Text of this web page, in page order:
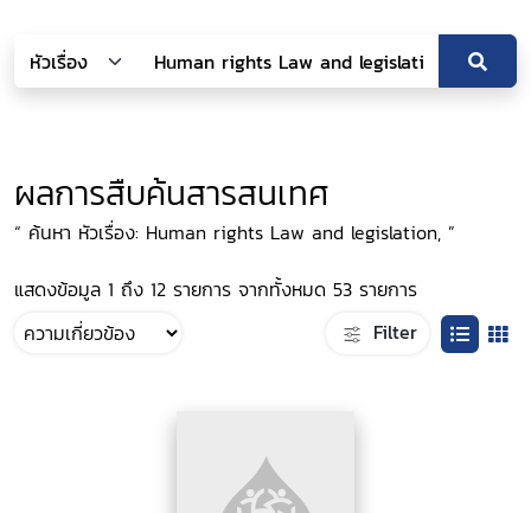
ผลการสืบค้นสารสนเทศ
“ ค้นหา หัวเรื่อง: Human rights Law and legislation, ”
แสดงข้อมูล 1 ถึง 12 รายการ จากทั้งหมด 53 รายการ
Filter